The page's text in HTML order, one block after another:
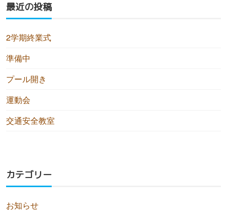
最近の投稿
2学期終業式
準備中
プール開き
運動会
交通安全教室
カテゴリー
お知らせ